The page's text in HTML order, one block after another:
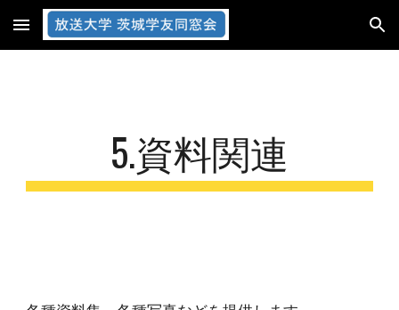
Skip to main content Skip to navigation
5.資料関連